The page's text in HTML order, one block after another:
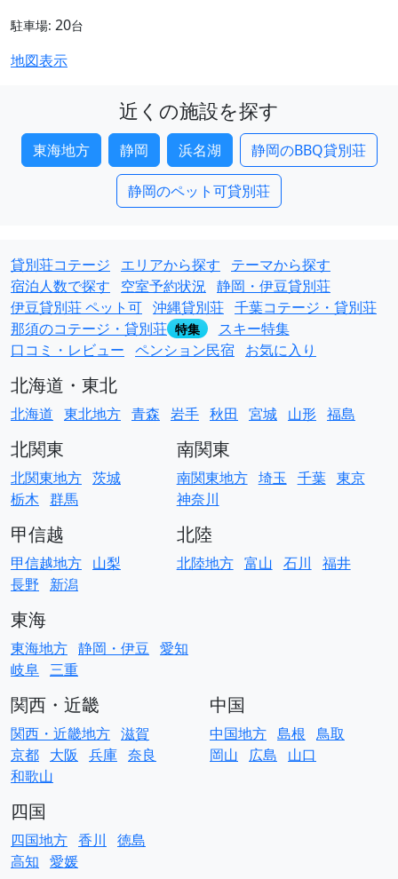
駐車場: 20台
地図表示
近くの施設を探す
東海地方 静岡 浜名湖 静岡のBBQ貸別荘
静岡のペット可貸別荘
貸別荘コテージ エリアから探す
テーマから探す
宿泊人数で探す
空室予約状況 静岡・伊豆貸別荘
伊豆貸別荘 ペット可 沖縄貸別荘 千葉コテージ・貸別荘
那須のコテージ・貸別荘 特集
スキー特集
口コミ・レビュー ペンション民宿 お気に入り
北海道・東北
北海道 東北地方 青森 岩手 秋田 宮城 山形 福島
北関東
北関東地方 茨城
栃木 群馬
南関東
南関東地方 埼玉 千葉 東京
神奈川
甲信越
甲信越地方 山梨
長野
新潟
北陸
北陸地方 富山 石川 福井
東海
東海地方 静岡・伊豆 愛知
岐阜 三重
関西・近畿
関西・近畿地方 滋賀
京都 大阪 兵庫 奈良
和歌山
中国
中国地方 島根 鳥取
岡山
広島 山口
四国
四国地方 香川
徳島
高知 愛媛